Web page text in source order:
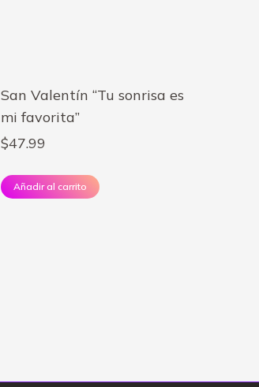
San Valentín “Tu sonrisa es
mi favorita”
$47.99
Añadir al carrito